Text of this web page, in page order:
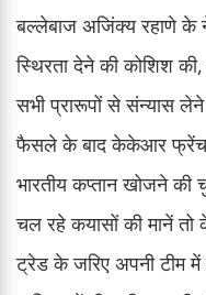
बल्लेबाज अजिंक्य रहाणे के
स्थिरता देने की कोशिश
सभी प्रारूपों से संन्यास
फैसले के बाद केकेआर
भारतीय कप्तान खोजने की
चल रहे कयासों की मानें तो
ट्रेड के जरिए अपनी टीम में